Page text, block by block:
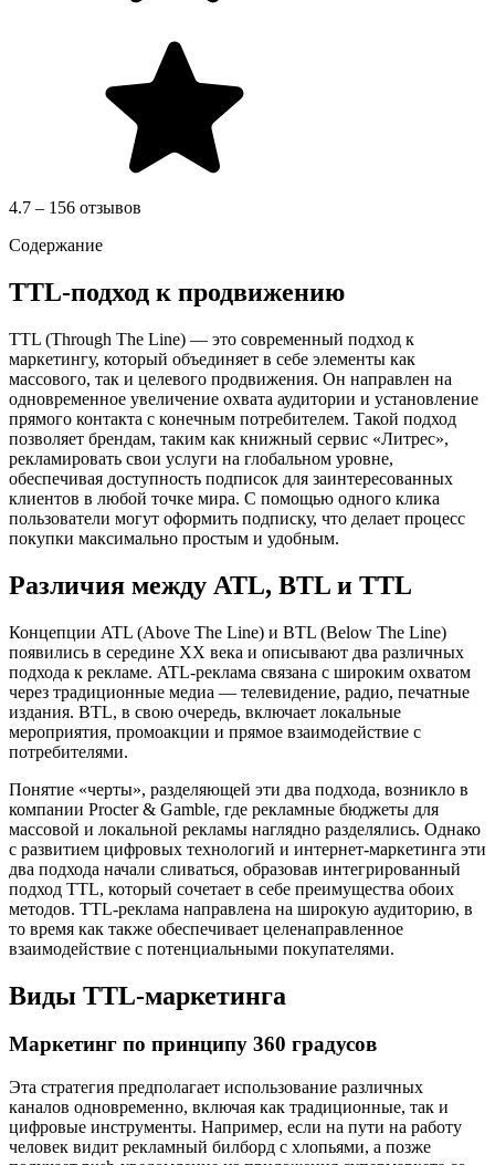
4.7 – 156 отзывов
Содержание
TTL-подход к продвижению
TTL (Through The Line) — это современный подход к
маркетингу, который объединяет в себе элементы как
массового, так и целевого продвижения. Он направлен на
одновременное увеличение охвата аудитории и установление
прямого контакта с конечным потребителем. Такой подход
позволяет брендам, таким как книжный сервис «Литрес»,
рекламировать свои услуги на глобальном уровне,
обеспечивая доступность подписок для заинтересованных
клиентов в любой точке мира. С помощью одного клика
пользователи могут оформить подписку, что делает процесс
покупки максимально простым и удобным.
Различия между ATL, BTL и TTL
Концепции ATL (Above The Line) и BTL (Below The Line)
появились в середине XX века и описывают два различных
подхода к рекламе. ATL-реклама связана с широким охватом
через традиционные медиа — телевидение, радио, печатные
издания. BTL, в свою очередь, включает локальные
мероприятия, промоакции и прямое взаимодействие с
потребителями.
Понятие «черты», разделяющей эти два подхода, возникло в
компании Procter & Gamble, где рекламные бюджеты для
массовой и локальной рекламы наглядно разделялись. Однако
с развитием цифровых технологий и интернет-маркетинга эти
два подхода начали сливаться, образовав интегрированный
подход TTL, который сочетает в себе преимущества обоих
методов. TTL-реклама направлена на широкую аудиторию, в
то время как также обеспечивает целенаправленное
взаимодействие с потенциальными покупателями.
Виды TTL-маркетинга
Маркетинг по принципу 360 градусов
Эта стратегия предполагает использование различных
каналов одновременно, включая как традиционные, так и
цифровые инструменты. Например, если на пути на работу
человек видит рекламный билборд с хлопьями, а позже